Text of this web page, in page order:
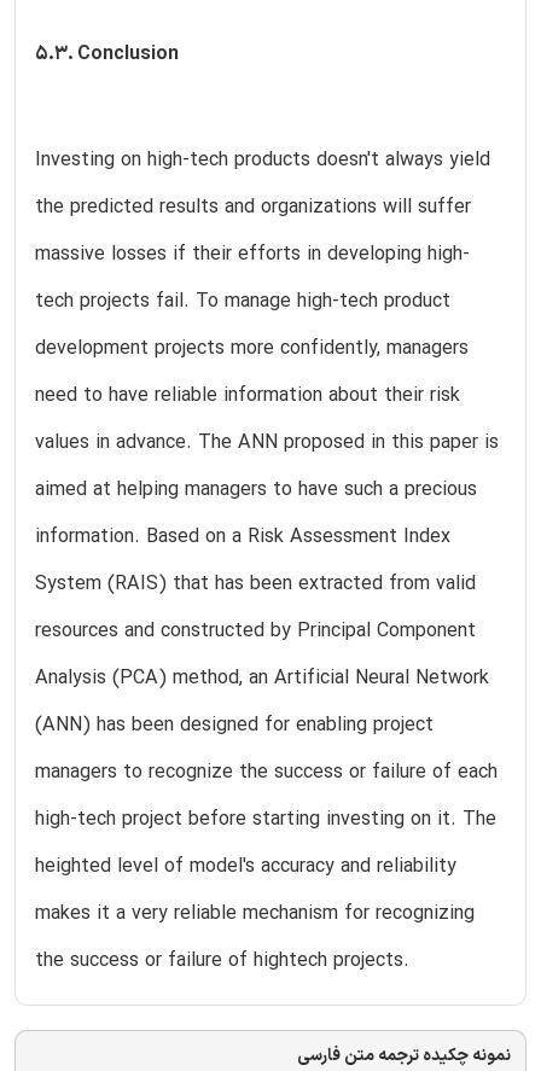
5.3. Conclusion
Investing on high-tech products doesn't always yield
the predicted results and organizations will suffer
massive losses if their efforts in developing high-
tech projects fail. To manage high-tech product
development projects more confidently, managers
need to have reliable information about their risk
values in advance. The ANN proposed in this paper is
aimed at helping managers to have such a precious
information. Based on a Risk Assessment Index
System (RAIS) that has been extracted from valid
resources and constructed by Principal Component
Analysis (PCA) method, an Artificial Neural Network
(ANN) has been designed for enabling project
managers to recognize the success or failure of each
high-tech project before starting investing on it. The
heighted level of model's accuracy and reliability
makes it a very reliable mechanism for recognizing
the success or failure of hightech projects.
نمونه چکیده ترجمه متن فارسی